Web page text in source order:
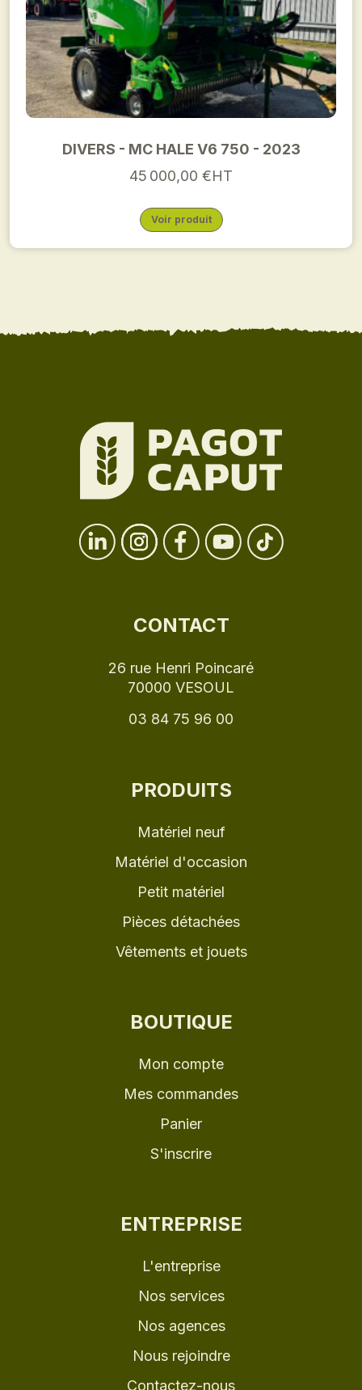
DIVERS - MC HALE V6 750 - 2023
45 000,00 €HT
Voir produit
CONTACT
26 rue Henri Poincaré
70000 VESOUL
03 84 75 96 00
PRODUITS
Matériel neuf
Matériel d'occasion
Petit matériel
Pièces détachées
Vêtements et jouets
BOUTIQUE
Mon compte
Mes commandes
Panier
S'inscrire
ENTREPRISE
L'entreprise
Nos services
Nos agences
Nous rejoindre
Contactez-nous